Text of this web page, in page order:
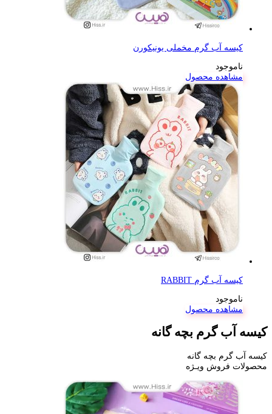
کیسه آب گرم مخملی یونیکورن
ناموجود
مشاهده محصول
کیسه آب گرم RABBIT
ناموجود
مشاهده محصول
کیسه آب گرم بچه گانه
کیسه آب گرم بچه گانه
محصولات فروش ویـژه